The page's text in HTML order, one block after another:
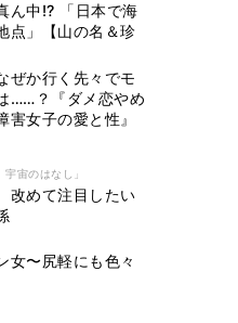
ん中!? 「日本で海
点」【山の名＆珍
ぜか行く先々でモ
……？『ダメ恋やめ
女子の愛と性』
宙のはなし」
めて注目したい
女〜尻軽にも色々